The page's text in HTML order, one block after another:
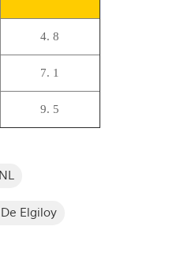
4. 8
7. 1
9. 5
Elgiloy